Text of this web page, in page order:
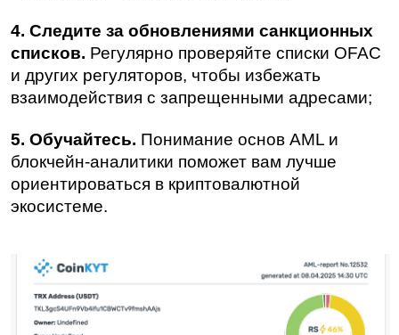
4. Следите за обновлениями санкционных
списков. Регулярно проверяйте списки OFAC
и других регуляторов, чтобы избежать
взаимодействия с запрещенными адресами;
5. Обучайтесь. Понимание основ AML и
блокчейн-аналитики поможет вам лучше
ориентироваться в криптовалютной
экосистеме.